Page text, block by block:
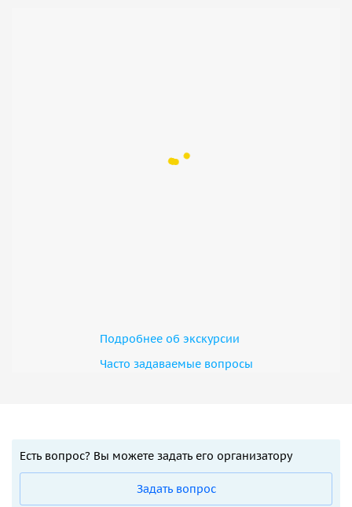
Подробнее об экскурсии
Часто задаваемые вопросы
Есть вопрос? Вы можете задать его организатору
Задать вопрос